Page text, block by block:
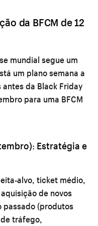
da BFCM de 12
mundial segue um
um plano semana a
antes da Black Friday
para uma BFCM
Estratégia e
alvo, ticket médio,
de novos
passado (produtos
tráfego,